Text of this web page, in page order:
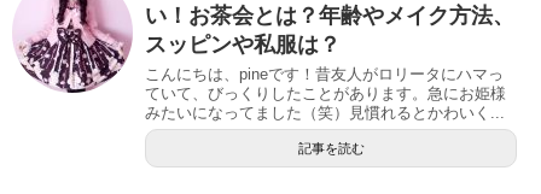
い！お茶会とは？年齢やメイク方法、
スッピンや私服は？
こんにちは、pineです！昔友人がロリータにハマっ
ていて、びっくりしたことがあります。急にお姫様
みたいになってました（笑）見慣れるとかわいく...
記事を読む